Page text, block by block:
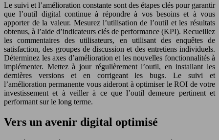
Le suivi et l’amélioration constante sont des étapes clés pour garantir
que l’outil digital continue à répondre à vos besoins et à vous
apporter de la valeur. Mesurez l’utilisation de l’outil et les résultats
obtenus, à l’aide d’indicateurs clés de performance (KPI). Recueillez
les commentaires des utilisateurs, en utilisant des enquêtes de
satisfaction, des groupes de discussion et des entretiens individuels.
Déterminez les axes d’amélioration et les nouvelles fonctionnalités à
implémenter. Mettez à jour régulièrement l’outil, en installant les
dernières versions et en corrigeant les bugs. Le suivi et
l’amélioration permanente vous aideront à optimiser le ROI de votre
investissement et à veiller à ce que l’outil demeure pertinent et
performant sur le long terme.
Vers un avenir digital optimisé